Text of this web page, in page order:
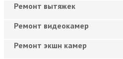
Ремонт вытяжек
Ремонт видеокамер
Ремонт экшн камер